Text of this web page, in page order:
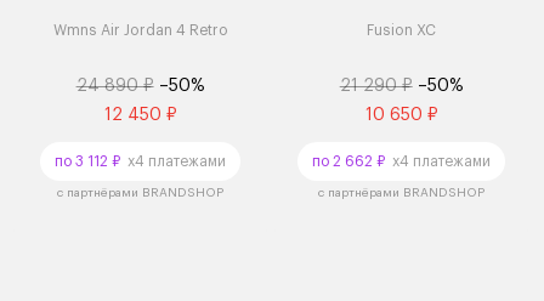
Wmns Air Jordan 4 Retro
24 890 ₽ –50%
12 450 ₽
по 3 112 ₽ x4 платежами
с партнёрами BRANDSHOP
Fusion XC
21 290 ₽ –50%
10 650 ₽
по 2 662 ₽ x4 платежами
с партнёрами BRANDSHOP